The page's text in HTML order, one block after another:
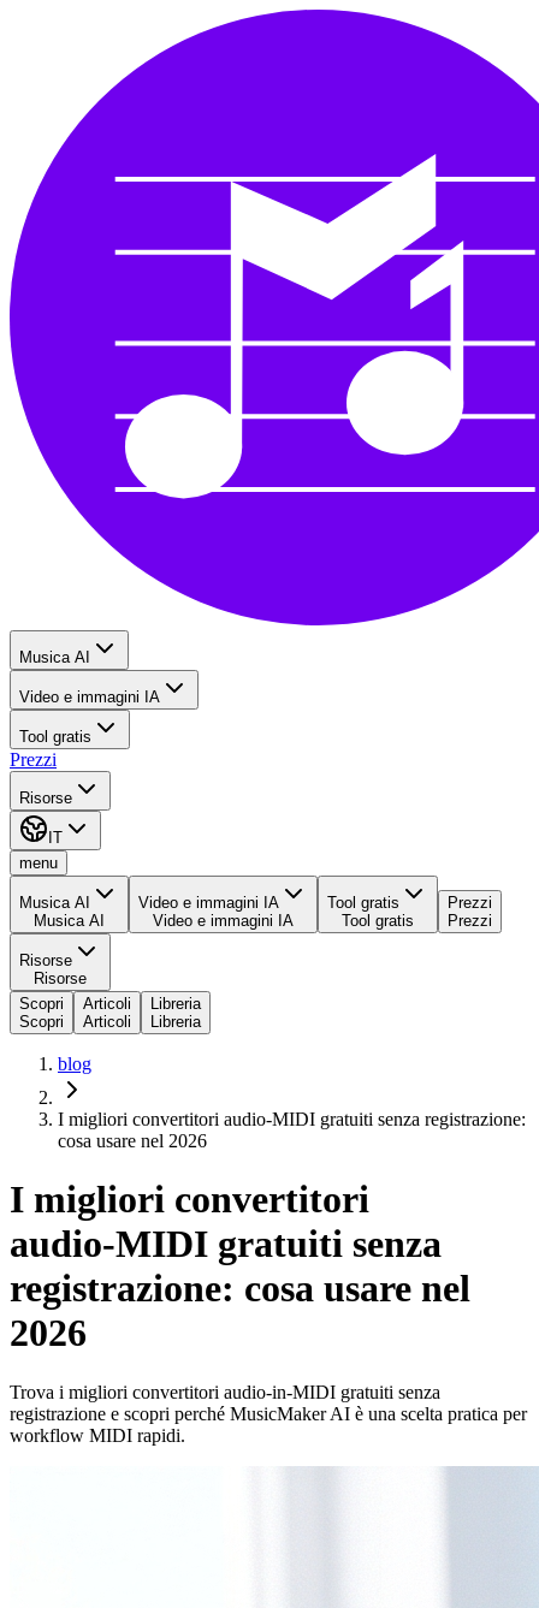
Musica AI
Video e immagini IA
Tool gratis
Prezzi
Risorse
IT
menu
Musica AI
Musica AI
Video e immagini IA
Video e immagini IA
Tool gratis
Tool gratis
Prezzi
Prezzi
Risorse
Risorse
Scopri
Scopri
Articoli
Articoli
Libreria
Libreria
blog
I migliori convertitori audio‑MIDI gratuiti senza registrazione:
cosa usare nel 2026
I migliori convertitori
audio‑MIDI gratuiti senza
registrazione: cosa usare nel
2026
Trova i migliori convertitori audio‑in‑MIDI gratuiti senza
registrazione e scopri perché MusicMaker AI è una scelta pratica per
workflow MIDI rapidi.